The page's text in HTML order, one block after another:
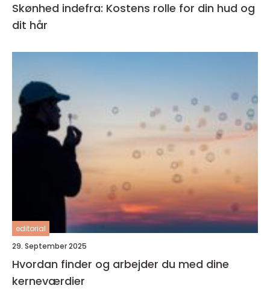
Skønhed indefra: Kostens rolle for din hud og
dit hår
editorial
29. September 2025
Hvordan finder og arbejder du med dine
kerneværdier